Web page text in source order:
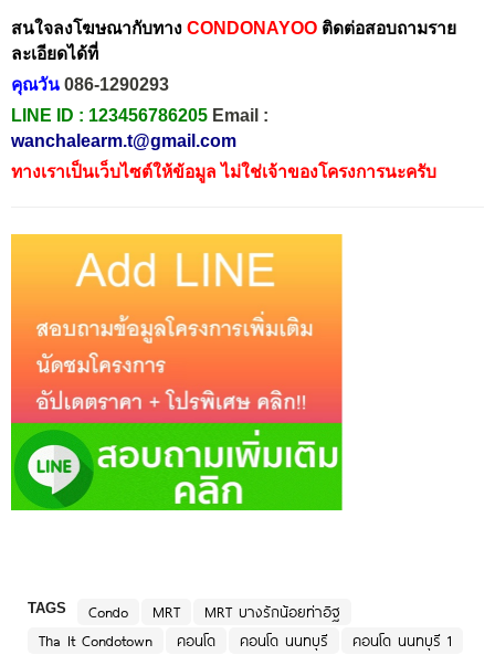
สนใจลงโฆษณากับทาง CONDONAYOO ติดต่อสอบถามราย
ละเอียดได้ที่
คุณวัน 086-1290293
LINE ID : 123456786205 Email :
wanchalearm.t@gmail.com
ทางเราเป็นเว็บไซต์ให้ข้อมูล ไม่ใช่เจ้าของโครงการนะครับ
TAGS Condo MRT
MRT บางรักน้อยท่าอิฐ
Tha It Condotown
คอนโด คอนโด นนทบุรี
คอนโด นนทบุรี 1